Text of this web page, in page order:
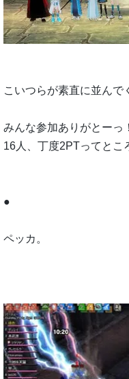
こいつらが素直に並んで
みんな参加ありがとーっ！
16人、丁度2PTってとこ
●
ペッカ。